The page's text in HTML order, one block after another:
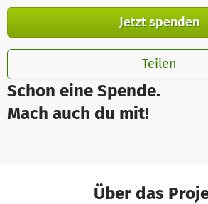
Schon eine Spende.
Mach auch du mit!
Jetzt spenden
Teilen
Über das